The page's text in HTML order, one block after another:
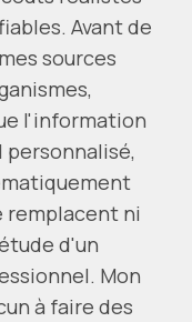
Avant de
sources
l'information
remplacent ni
d'un
Mon
à faire des